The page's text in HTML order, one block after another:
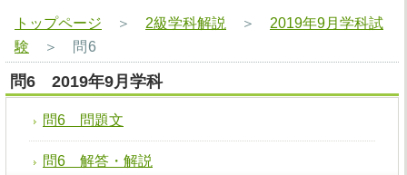
トップページ ＞ 2級学科解説 ＞ 2019年9月学科試
験 ＞ 問6
問6 2019年9月学科
問6 問題文
問6 解答・解説